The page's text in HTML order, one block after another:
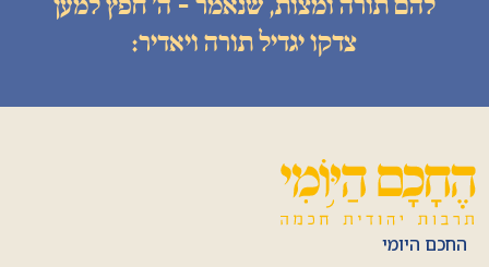
להם תורה ומצות, שנאמר - ה׳ חפץ למען
צדקו יגדיל תורה ויאדיר:
החכם היומי